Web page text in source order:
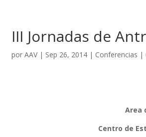
III Jornadas de
por AAV| Sep 26, 2014| Conferencias |
Area
Centro de